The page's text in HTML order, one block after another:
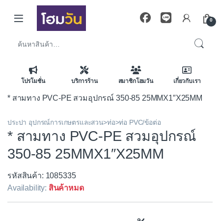
Skip to navigation
Skip to content
0
โปรโมชั่น บริการร้าน สมาชิกโฮมวัน เกี่ยวกับเรา
* สามทาง PVC-PE สวมอุปกรณ์ 350-85 25MMX1″X25MM
ประปา อุปกรณ์การเกษตรและสวน>ท่อ>ท่อ PVC/ข้อต่อ
* สามทาง PVC-PE สวมอุปกรณ์
350-85 25MMX1″X25MM
รหัสสินค้า: 1085335
Availability: สินค้าหมด